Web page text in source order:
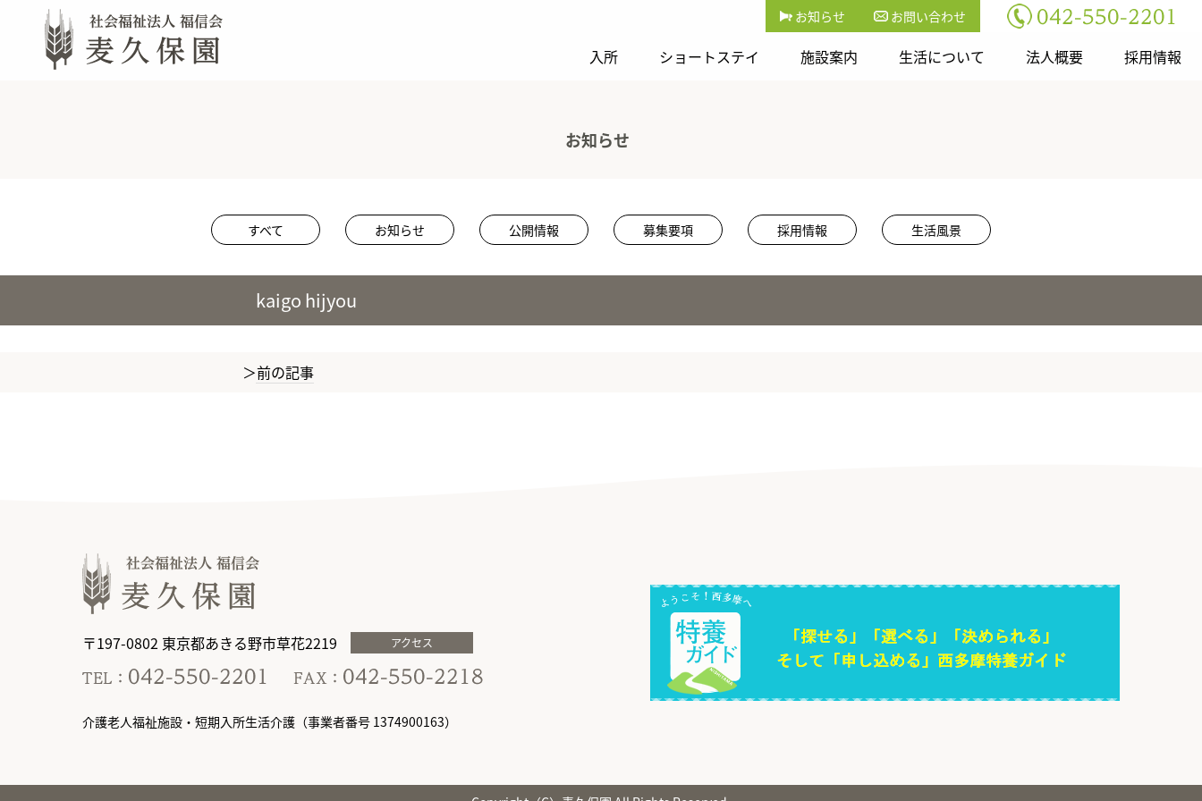
お知らせ お問い合わせ
入所 ショートステイ 施設案内 生活について 法人概要 採用情報
お知らせ
すべて お知らせ 公開情報 募集要項 採用情報 生活風景
kaigo hijyou
前の記事
〒197-0802 東京都あきる野市草花2219 アクセス
介護老人福祉施設・短期入所生活介護（事業者番号 1374900163）